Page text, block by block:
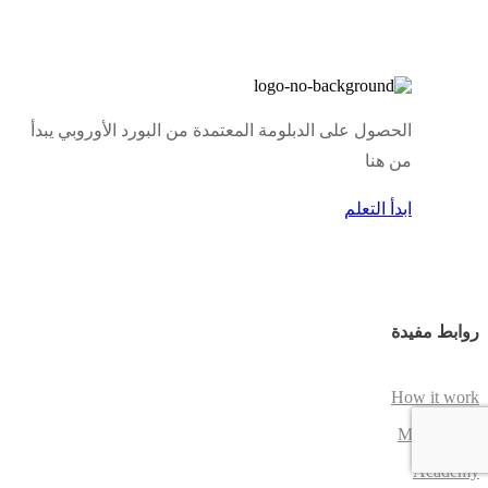
الحصول على الدبلومة المعتمدة من البورد الأوروبي يبدأ
من هنا
ابدأ التعلم
روابط مفيدة
How it work
My account
Academy